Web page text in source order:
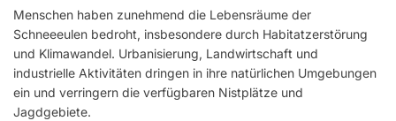
Menschen haben zunehmend die Lebensräume der
Schneeeulen bedroht, insbesondere durch Habitatzerstörung
und Klimawandel. Urbanisierung, Landwirtschaft und
industrielle Aktivitäten dringen in ihre natürlichen Umgebungen
ein und verringern die verfügbaren Nistplätze und
Jagdgebiete.